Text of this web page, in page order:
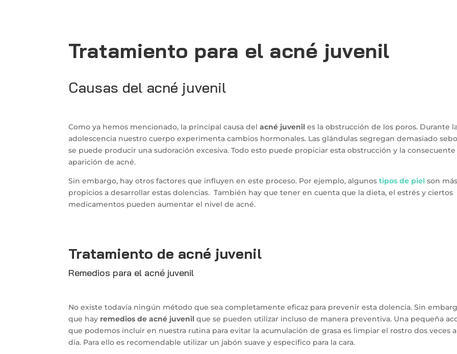
Tratamiento para el acné juvenil
Causas del acné juvenil
Como ya hemos mencionado, la principal causa delacné juvenil es la obstrucción de los poros. Durante
adolescencia nuestro cuerpo experimenta cambios hormonales. Las glándulas segregan demasiado
se puede producir una sudoración excesiva. Todo esto puede propiciar esta obstrucción y la consecuente
aparición de acné.
Sin embargo, hay otros factores que influyen en este proceso. Por ejemplo, algunostipos de pielson más
propicios a desarrollar estas dolencias. También hay que tener en cuenta que la dieta, el estrés y ciertos
medicamentos pueden aumentar el nivel de acné.
Tratamiento de acné juvenil
Remedios para el acné juvenil
No existe todavía ningún método que sea completamente eficaz para prevenir esta dolencia. Sin
que hay remedios de acné juvenil que se pueden utilizar incluso de manera preventiva. Una pequeña
que podemos incluir en nuestra rutina para evitar la acumulación de grasa es limpiar el rostro dos veces
día. Para ello es recomendable utilizar un jabón suave y especifico para la cara.